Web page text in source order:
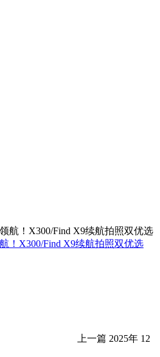
！X300/Find X9续航拍照双优选
上一篇 2025年 12